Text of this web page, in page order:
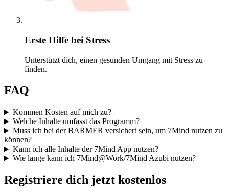
Erste Hilfe bei Stress
Unterstützt dich, einen gesunden Umgang mit Stress zu
finden.
FAQ
Kommen Kosten auf mich zu?
Welche Inhalte umfasst das Programm?
Muss ich bei der BARMER versichert sein, um 7Mind nutzen zu
können?
Kann ich alle Inhalte der 7Mind App nutzen?
Wie lange kann ich 7Mind@Work/7Mind Azubi nutzen?
Registriere dich jetzt kostenlos